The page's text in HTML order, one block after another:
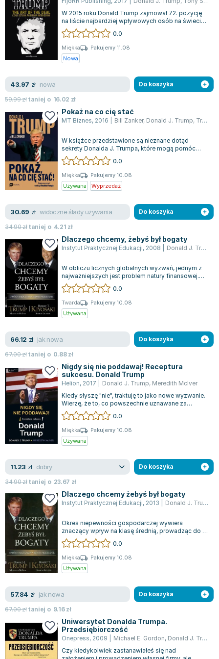
Książki o naukach politycznych dla studentów
Książki do nauk przyrodniczych dla studentów
Książki do nauk społecznych dla studentów
Książki do nauk ścisłych dla studentów
Prawo - książki dla studentów
Technologia żywności - książki
Zarządzanie i marketing - książki
Nauka języków obcych - książki
Podręczniki dla nauczycieli - metodyka
Repetytoria, testy i materiały pomocnicze
Bolesław Prus
Clive Cussler
Wanda Chotomska
Józef Ignacy Kraszewski
Clive Staples Lewis
Martyna Wojciechowska
Melissa De la Cruz
Blanka Lipińska
Jaś Kapela
Agatha Christie
Witold Gadowski
Jan Pietrzak
Marcin Kowalczyk
Piotr Zychowicz
Joanna Jabłczyńska
Piotr Kościelny
Jan Piński
Zygmunt Freud
Agata Passent
Michel Moran
Maciej Orłoś
Jo Nesbo
Katarzyna Miller
Antoine de Saint Exupery
Lew Tołstoj
Mark Twain
Marcin Meller
Paulina Młynarska
ks. Piotr Pawlukiewicz
Jarosław Sokołowski
Piotr Latocha
Michael Scott
Piotr Semka
Jarosław Iwaszkiewicz
Joseph Murphy
Jan Sztaudynger
Aleksander Puszkin
Oscar Wilde
Małgorzata Ohme
Maddie Ziegler
Leszek Czarnecki
Joanna Racewicz
Maria Seweryn
Janina Zającówna
Eric Helms
Anna Prus (oprac.)
Nela Mała Reporterka
Agnieszka Maciąg
Barbara Wrzesińska
Terry Pratchett
Virginia Woolf
W 2015 roku Donald Trump zajmował 72. pozycję
na liście najbardziej wpływowych osób na świecie
według dwutygodnika Forbes. Już w n...
0.0
Miękka
Pakujemy 11.08
Nowa
43.97 zł nowa
59.99złtaniej o 16.02 zł
Do koszyka
Pokaż na co cię stać
MT Biznes, 2016 Bill Zanker, Donald J. Trump, Trump Donald
W książce przedstawione są nieznane dotąd
sekrety Donalda J. Trumpa, które mogą pomóc
czytelnikom w odważnym myśleniu na dużą skal...
0.0
Miękka
Pakujemy 10.08
Używana
Wyprzedaż
30.69 zł widoczne ślady używania
34.90złtaniej o 4.21 zł
Do koszyka
Dlaczego chcemy, żebyś był bogaty
Instytut Praktycznej Edukacji, 2008 Donald J. Trump
W obliczu licznych globalnych wyzwań, jednym z
najważniejszych jest problem natury finansowej.
Rosnące poczucie roszczeniowości sp...
0.0
Twarda
Pakujemy 10.08
Używana
66.12 zł jak nowa
67.00złtaniej o 0.88zł
Do koszyka
Nigdy się nie poddawaj! Receptura
sukcesu. Donald Trump
Helion, 2017 Donald J. Trump, Meredith McIver
Kiedy słyszę "nie", traktuję to jako nowe wyzwanie.
Wierzę, że to, co powszechnie uznawane za
niemożliwe, często jest w zasięgu rę...
0.0
Miękka
Pakujemy 10.08
Używana
11.23 zł dobry
34.90złtaniej o 23.67 zł
Do koszyka
Dlaczego chcemy żebyś był bogaty
Instytut Praktycznej Edukacji, 2013 Donald J. Trump
Okres niepewności gospodarczej wywiera
znaczący wpływ na klasę średnią, prowadząc do jej
stopniowego zubożenia i zmniejszania się....
0.0
Miękka
Pakujemy 10.08
Używana
57.84 zł jak nowa
67.00złtaniej o 9.16zł
Do koszyka
Uniwersytet Donalda Trumpa.
Przedsiębiorczość
Onepress, 2009 Michael E. Gordon, Donald J. Trump
Czy kiedykolwiek zastanawiałeś się nad